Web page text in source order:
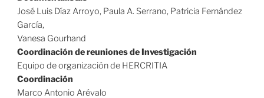
José Luis Díaz Arroyo, Paula A. Serrano, Patricia Fernández
García,
Vanesa Gourhand
Coordinación de reuniones de Investigación
Equipo de organización de HERCRITIA
Coordinación
Marco Antonio Arévalo